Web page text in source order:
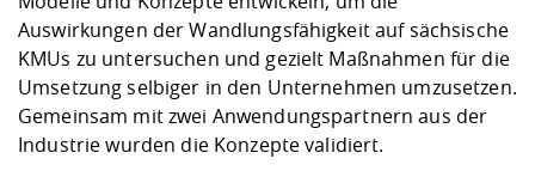
Auswirkungen der Wandlungsfähigkeit auf sächsische
KMUs zu untersuchen und gezielt Maßnahmen für die
Umsetzung selbiger in den Unternehmen umzusetzen.
Gemeinsam mit zwei Anwendungspartnern aus der
Industrie wurden die Konzepte validiert.